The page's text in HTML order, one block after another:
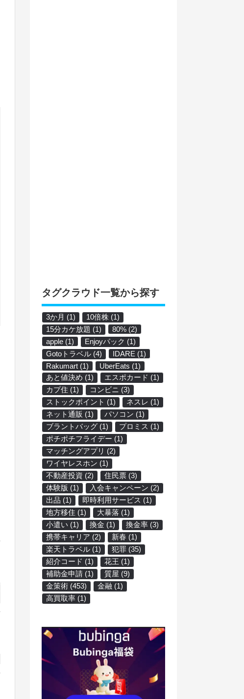
タグクラウド一覧から探す
3か月 (1) 10倍株 (1)
15分カケ放題 (1) 80% (2)
apple (1) Enjoyパック (1)
Gotoトラベル (4) IDARE (1)
Rakumart (1) UberEats (1)
あと値決め (1) エスポカード (1)
カプ住 (1) コンビニ (3)
ストックポイント (1) ネスレ (1)
ネット通販 (1) パソコン (1)
ブラントバッグ (1) プロミス (1)
ポチポチフライデー (1)
マッチングアプリ (2)
ワイヤレスホン (1)
不動産投資 (2) 住民票 (3)
体験版 (1) 入会キャンペーン (2)
出品 (1) 即時利用サービス (1)
地方移住 (1) 大暴落 (1)
小遣い (1) 換金 (1) 換金率 (3)
携帯キャリア (2) 新春 (1)
楽天トラベル (1) 犯罪 (35)
紹介コード (1) 花王 (1)
補助金申請 (1) 質屋 (9)
金策術 (453) 金融 (1)
高買取率 (1)